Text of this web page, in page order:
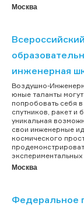
Москва
инженерная
Воздушно-
юные таланты
попробовать себя
спутников, ракет и
уникальная
свои инженерные
космического
экспериментальных
Москва
Федеральное